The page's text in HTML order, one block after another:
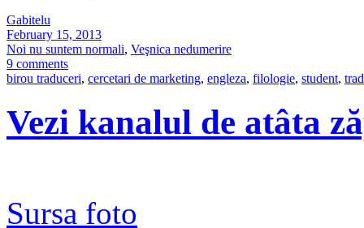
Gabitelu
February 15, 2013
Noi nu suntem normali, Veşnica nedumerire
9 comments
birou traduceri, cercetari de marketing, engleza, filologie, student,
Vezi kanalul de atâta
Sursa foto